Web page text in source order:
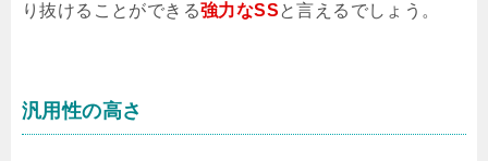
り抜けることができる強力なSSと言えるでしょう。
汎用性の高さ